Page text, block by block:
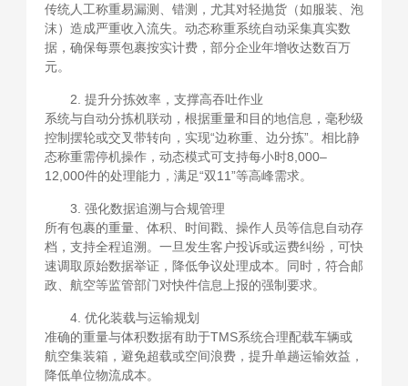
传统人工称重易漏测、错测，尤其对轻抛货（如服装、泡
沫）造成严重收入流失。动态称重系统自动采集真实数
据，确保每票包裹按实计费，部分企业年增收达数百万
元。
2. 提升分拣效率，支撑高吞吐作业
系统与自动分拣机联动，根据重量和目的地信息，毫秒级
控制摆轮或交叉带转向，实现“边称重、边分拣”。相比静
态称重需停机操作，动态模式可支持每小时8,000–
12,000件的处理能力，满足“双11”等高峰需求。
3. 强化数据追溯与合规管理
所有包裹的重量、体积、时间戳、操作人员等信息自动存
档，支持全程追溯。一旦发生客户投诉或运费纠纷，可快
速调取原始数据举证，降低争议处理成本。同时，符合邮
政、航空等监管部门对快件信息上报的强制要求。
4. 优化装载与运输规划
准确的重量与体积数据有助于TMS系统合理配载车辆或
航空集装箱，避免超载或空间浪费，提升单趟运输效益，
降低单位物流成本。